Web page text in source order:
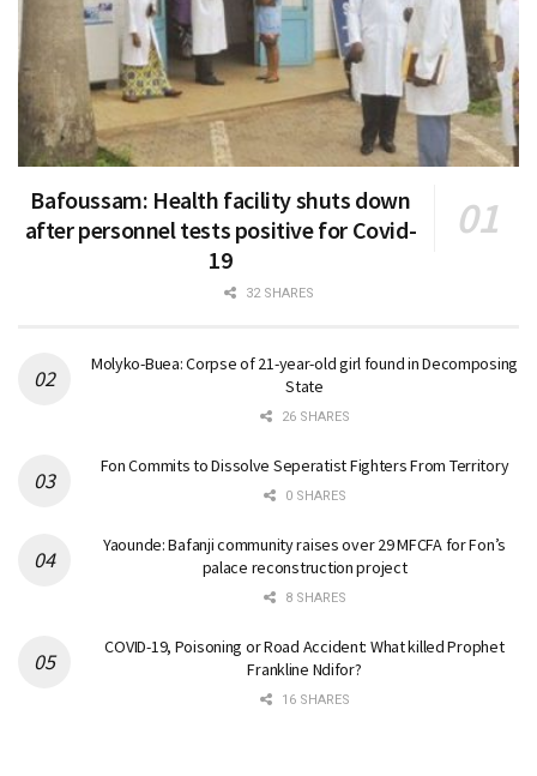
Bafoussam: Health facility shuts down
after personnel tests positive for Covid-
19
32 SHARES
Molyko-Buea: Corpse of 21-year-old girl found in Decomposing
State
26 SHARES
Fon Commits to Dissolve Seperatist Fighters From Territory
0 SHARES
Yaounde: Bafanji community raises over 29 MFCFA for Fon’s
palace reconstruction project
8 SHARES
COVID-19, Poisoning or Road Accident: What killed Prophet
Frankline Ndifor?
16 SHARES